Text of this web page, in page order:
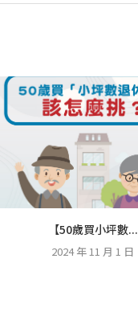
【50歲買小坪數...
2024 年 11 月 1 日